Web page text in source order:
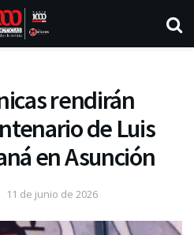
rendirán
de Luis
en Asunción
11 de junio de 2026